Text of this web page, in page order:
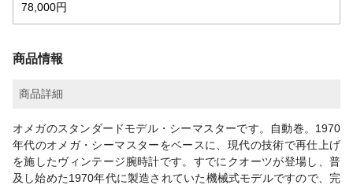
78,000円
商品情報
商品詳細
オメガのスタンダードモデル・シーマスターです。自動巻。1970
年代のオメガ・シーマスターをベースに、現代の技術で再仕上げ
を施したヴィンテージ腕時計です。すでにクオーツが登場し、普
及し始めた1970年代に製造されていた機械式モデルですので、完